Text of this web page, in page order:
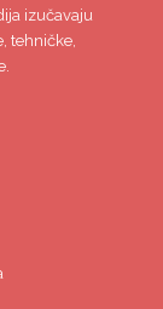
izučavaju
tehničke,